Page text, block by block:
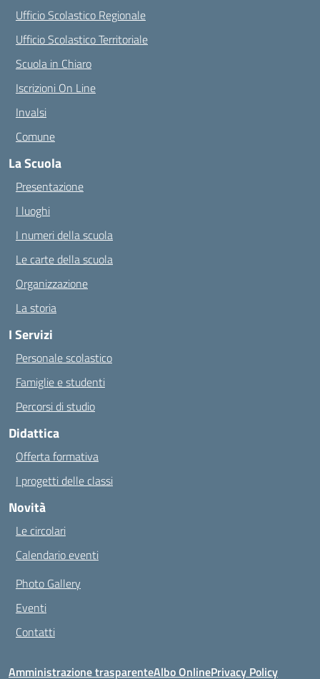
Ufficio Scolastico Regionale
Ufficio Scolastico Territoriale
Scuola in Chiaro
Iscrizioni On Line
Invalsi
Comune
La Scuola
Presentazione
I luoghi
I numeri della scuola
Le carte della scuola
Organizzazione
La storia
I Servizi
Personale scolastico
Famiglie e studenti
Percorsi di studio
Didattica
Offerta formativa
I progetti delle classi
Novità
Le circolari
Calendario eventi
Photo Gallery
Eventi
Contatti
Amministrazione trasparenteAlbo OnlinePrivacy Policy